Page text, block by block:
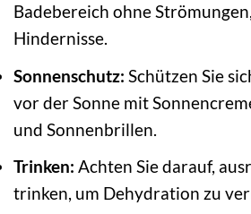
Badebereich ohne
Hindernisse.
Sonnenschutz: Schützen Sie
vor der Sonne mit
und Sonnenbrillen.
Trinken: Achten Sie darauf,
trinken, um Dehydration zu